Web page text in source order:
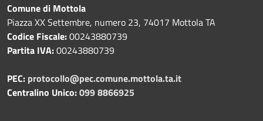
Comune di Mottola
Piazza XX Settembre, numero 23, 74017 Mottola TA
Codice Fiscale:00243880739
Partita IVA:00243880739
PEC: protocollo@pec.comune.mottola.ta.it
Centralino Unico:099 8866925